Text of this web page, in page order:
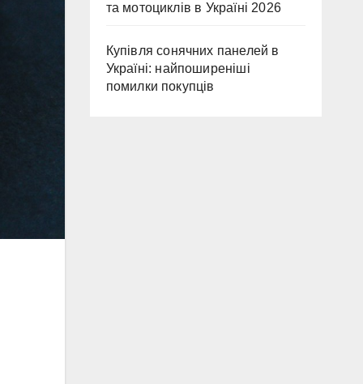
та мотоциклів в Україні 2026
Купівля сонячних панелей в
Україні: найпоширеніші
помилки покупців